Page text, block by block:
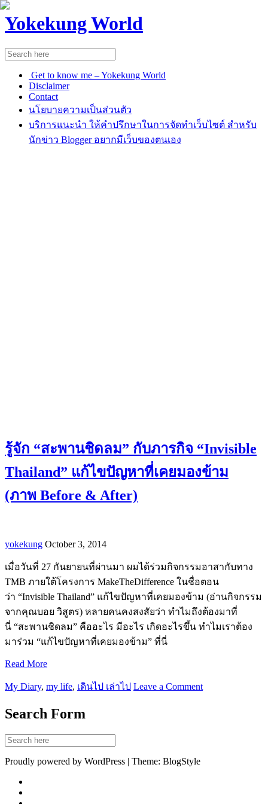
Yokekung World
Get to know me – Yokekung World
Disclaimer
Contact
นโยบายความเป็นส่วนตัว
บริการแนะนำ ให้คำปรึกษาในการจัดทำเว็บไซต์ สำหรับ
นักข่าว Blogger อยากมีเว็บของตนเอง
รู้จัก “สะพานชิดลม” กับภารกิจ “Invisible
Thailand” แก้ไขปัญหาที่เคยมองข้าม
(ภาพ Before & After)
yokekung October 3, 2014
เมื่อวันที่ 27 กันยายนที่ผ่านมา ผมได้ร่วมกิจกรรมอาสากับทาง
TMB ภายใต้โครงการ MakeTheDifference ในชื่อตอน
ว่า “Invisible Thailand” แก้ไขปัญหาที่เคยมองข้าม (อ่านกิจกรรม
จากคุณบอย วิสูตร) หลายคนคงสงสัยว่า ทำไมถึงต้องมาที่
นี่ “สะพานชิดลม” คืออะไร มีอะไร เกิดอะไรขึ้น ทำไมเราต้อง
มาร่วม “แก้ไขปัญหาที่เคยมองข้าม” ที่นี่
Read More
My Diary, my life, เดินไป เล่าไป Leave a Comment
Search Form
Proudly powered by WordPress | Theme: BlogStyle